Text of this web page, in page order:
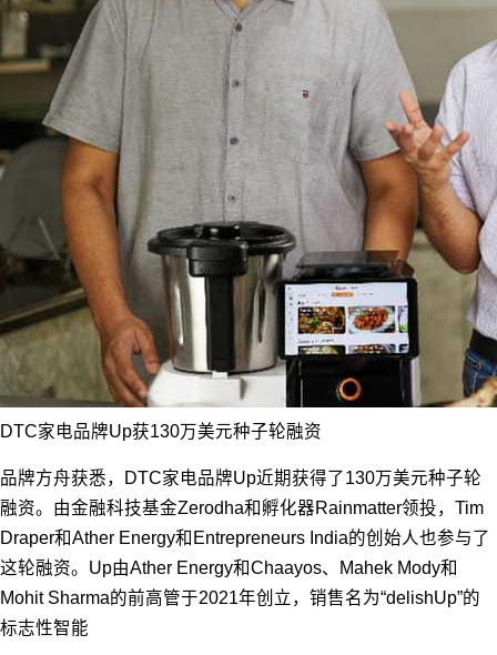
DTC家电品牌Up获130万美元种子轮融资
品牌方舟获悉，DTC家电品牌Up近期获得了130万美元种子轮
融资。由金融科技基金Zerodha和孵化器Rainmatter领投，Tim
Draper和Ather Energy和Entrepreneurs India的创始人也参与了
这轮融资。Up由Ather Energy和Chaayos、Mahek Mody和
Mohit Sharma的前高管于2021年创立，销售名为“delishUp”的
标志性智能